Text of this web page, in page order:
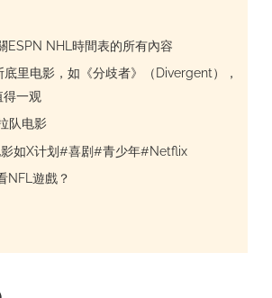
ESPN NHL時間表的所有內容
底里电影，如《分歧者》（Divergent），
得一观
队电影
影如X计划#喜剧#青少年#Netflix
NFL遊戲？